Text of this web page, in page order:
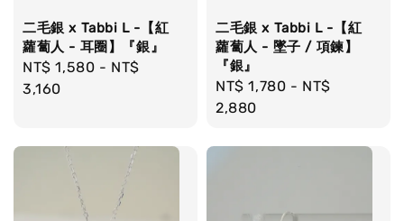
二毛銀 x Tabbi L -【紅
蘿蔔人 - 耳圈】『銀』
Regular
price
NT$ 1,580 - NT$
3,160
二毛銀 x Tabbi L -【紅
蘿蔔人 - 墜子 / 項鍊】
『銀』
Regular
price
NT$ 1,780 - NT$
2,880